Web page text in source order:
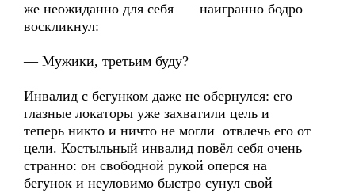
же неожиданно для себя — наигранно бодро
воскликнул:
— Мужики, третьим буду?
Инвалид с бегунком даже не обернулся: его
глазные локаторы уже захватили цель и
теперь никто и ничто не могли отвлечь его от
цели. Костыльный инвалид повёл себя очень
странно: он свободной рукой оперся на
бегунок и неуловимо быстро сунул свой